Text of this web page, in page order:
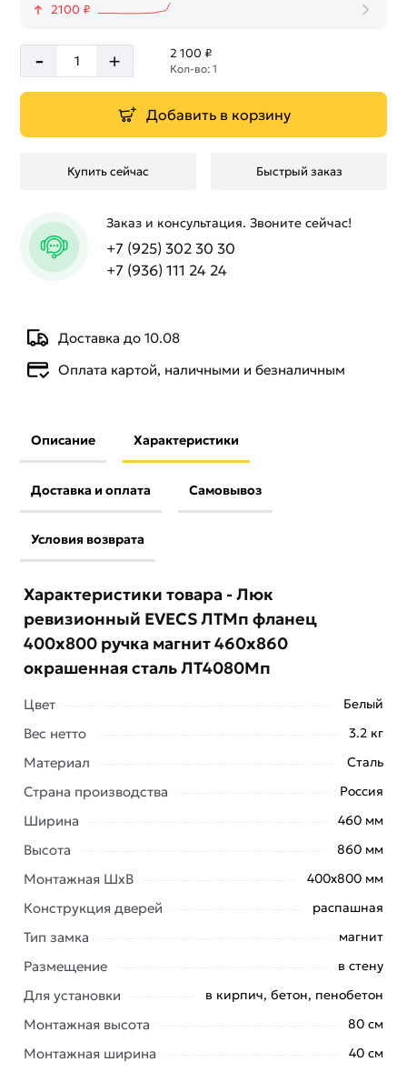
Доставка до 10.08
Оплата картой, наличными и безналичным
2100 ₽
- + 2 100 ₽
Кол-во: 1
Добавить в корзину
Купить сейчас Быстрый заказ
Заказ и консультация. Звоните сейчас!
+7 (925) 302 30 30
+7 (936) 111 24 24
Описание Характеристики
Доставка и оплата Самовывоз
Условия возврата
Настенный люк Evecs ЛТ4080Мп/э 46x86
инженерным коммуникациям. Подходит для
установки в стене или потолке. Оснащена ручкой
для удобства открытия/закрытия люка.
Предусмотрена возможность универсального
открывания. Подходит для использования во
влажных помещениях.
Условия доставки и цены на товар Люк ревизионный
EVECS ЛТМп фланец 400x800 ручка магнит 460x860
Металические ревизионные люки
действительны в
Москве и области.
Характеристики товара - Люк
ревизионный EVECS ЛТМп фланец
400x800 ручка магнит 460x860
окрашенная сталь ЛТ4080Мп
Цвет Белый
Вес нетто 3.2 кг
Материал Сталь
Страна производства Россия
Ширина 460 мм
Высота 860 мм
Монтажная ШхВ 400х800 мм
Конструкция дверей распашная
Тип замка магнит
Размещение в стену
Для установки в кирпич, бетон, пенобетон
Монтажная высота 80 см
Монтажная ширина 40 см